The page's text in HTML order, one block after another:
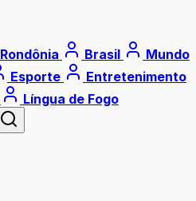
Rondônia Brasil
Mundo
Esporte
Entretenimento
Língua de Fogo